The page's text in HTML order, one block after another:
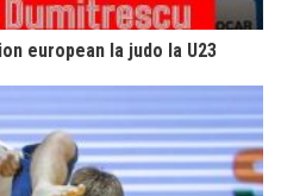
european la judo la U23